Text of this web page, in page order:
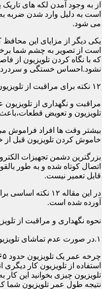
از به وجود آمدن لکه های
است به دلیل وارد شدن ضربه
می شود.
یکی دیگر از مزایای این
است از تصویر به چشم شما
که با نگاه کردن تلویزیون از
نشود.احساس خستگی و سردرد
۱۲ نکته برای مراقبت از تلویزیون LED و LCD
مراقبت و نگهداری از تلویزیون
تلویزیون و تعویض
بیشتر وقت ها افراد فراموش
خاموش کردن تلویزیون قبل از
بزرگترین دشمن تجهیزات
اتصال کوتاه شده و به طور
قابل تعمیر نیست.
در این مقاله ۱۲
آورده شده است.
نحوه نگهداری و مراقبت از
۱.در صورت عدم تماشای تلویزیون آن را خاموش کنید
استفاده از تلویزیون کار
تلویزیون چیزی بخوانید این